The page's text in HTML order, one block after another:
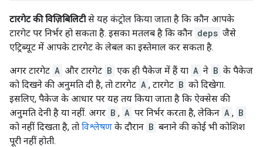
टारगेट की विज़िबिलिटीसे यह कंट्रोल किया जाता है कि कौन आपके
टारगेट पर निर्भर हो सकता है. इसका मतलब है कि कौन deps जैसे
एट्रिब्यूट में आपके टारगेट के लेबल का इस्तेमाल कर सकता है.
अगर टारगेट A और टारगेट B एक ही पैकेज में हैं या A ने B के पैकेज
को दिखने की अनुमति दी है, तो टारगेट A , टारगेट B को दिखेगा.
इसलिए, पैकेज के आधार पर यह तय किया जाता है कि ऐक्सेस की
अनुमति देनी है या नहीं. अगर B , A पर निर्भर करता है, लेकिन A , B
को नहीं दिखता है, तो विश्लेषण के दौरान B बनाने की कोई भी कोशिश
पूरी नहीं होती.